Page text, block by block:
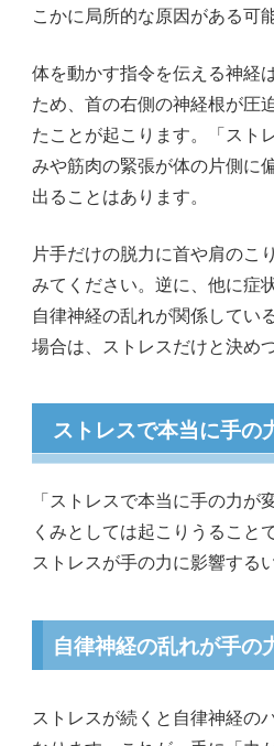
こかに局所的な原因がある可
体を動かす指令を伝える神経
ため、首の右側の神経根が圧
たことが起こります。「スト
みや筋肉の緊張が体の片側に
出ることはあります。
片手だけの脱力に首や肩のこ
みてください。逆に、他に症
自律神経の乱れが関係してい
場合は、ストレスだけと決め
ストレスで本当に手の
「ストレスで本当に手の力
くみとしては起こりうること
ストレスが手の力に影響する
自律神経の乱れが手の
ストレスが続くと自律神経の